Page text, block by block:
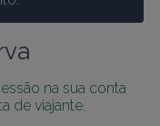
na sua conta
de viajante.